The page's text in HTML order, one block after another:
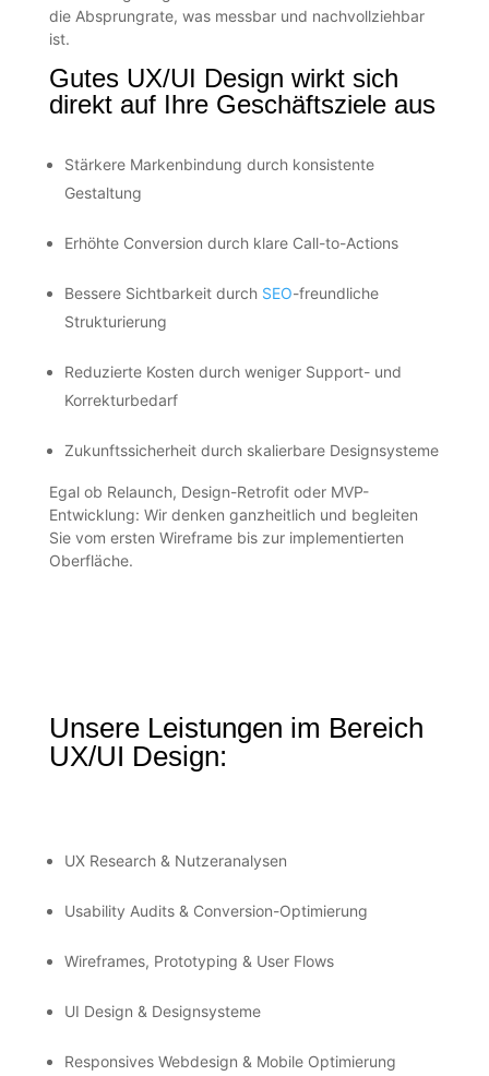
die Absprungrate, was messbar und nachvollziehbar
ist.
Gutes UX/UI Design wirkt sich
direkt auf Ihre Geschäftsziele aus
Stärkere Markenbindung durch konsistente
Gestaltung
Erhöhte Conversion durch klare Call-to-Actions
Bessere Sichtbarkeit durch SEO-freundliche
Strukturierung
Reduzierte Kosten durch weniger Support- und
Korrekturbedarf
Zukunftssicherheit durch skalierbare Designsysteme
Egal ob Relaunch, Design-Retrofit oder MVP-
Entwicklung: Wir denken ganzheitlich und begleiten
Sie vom ersten Wireframe bis zur implementierten
Oberfläche.
Unsere Leistungen im Bereich
UX/UI Design:
UX Research & Nutzeranalysen
Usability Audits & Conversion-Optimierung
Wireframes, Prototyping & User Flows
UI Design & Designsysteme
Responsives Webdesign & Mobile Optimierung